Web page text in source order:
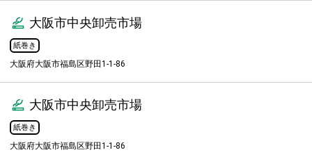
大阪市中央卸売市場
紙巻き
大阪府大阪市福島区野田1-1-86
大阪市中央卸売市場
紙巻き
大阪府大阪市福島区野田1-1-86